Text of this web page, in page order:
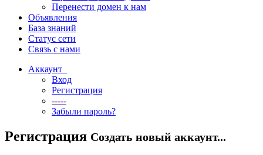
Перенести домен к нам
Объявления
База знаний
Статус сети
Связь с нами
Аккаунт
Вход
Регистрация
-----
Забыли пароль?
Регистрация Создать новый аккаунт...